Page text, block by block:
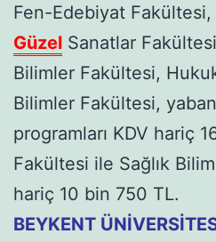
Fen-Edebiyat
Güzel Sanatlar
Bilimler Fakültesi,
Bilimler Fakültesi,
programları KDV hariç
Fakültesi ile Sağlık
hariç 10 bin 750 TL.
BEYKENT